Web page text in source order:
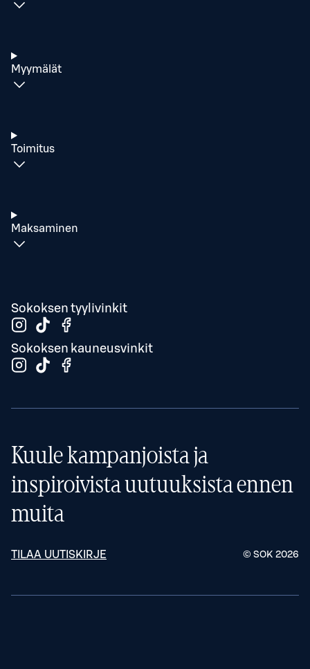
Myymälät
Toimitus
Maksaminen
Sokoksen tyylivinkit
Sokoksen kauneusvinkit
Kuule kampanjoista ja
inspiroivista uutuuksista ennen
muita
TILAA UUTISKIRJE © SOK 2026